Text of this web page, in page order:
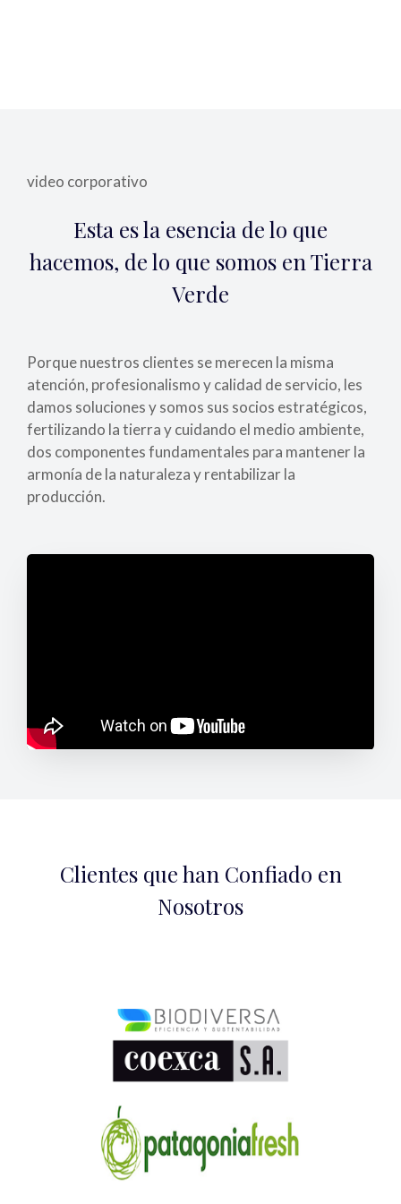
video corporativo
Esta es la esencia de lo que
hacemos, de lo que somos en Tierra
Verde
Porque nuestros clientes se merecen la misma
atención, profesionalismo y calidad de servicio, les
damos soluciones y somos sus socios estratégicos,
fertilizando la tierra y cuidando el medio ambiente,
dos componentes fundamentales para mantener la
armonía de la naturaleza y rentabilizar la
producción.
Clientes que han Confiado en
Nosotros